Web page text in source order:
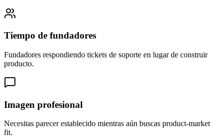
Tiempo de fundadores
Fundadores respondiendo tickets de soporte en lugar de construir
producto.
Imagen profesional
Necesitas parecer establecido mientras aún buscas product-market
fit.